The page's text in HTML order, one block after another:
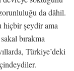
da dâhil.
hiçbir şeydir ama
bırakma
Türkiye’deki